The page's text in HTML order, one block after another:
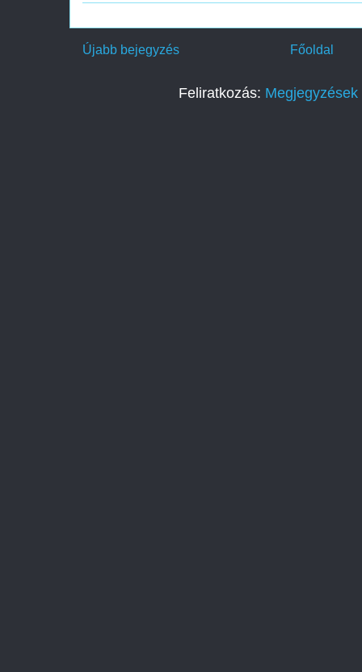
Újabb bejegyzés Főoldal
Feliratkozás: